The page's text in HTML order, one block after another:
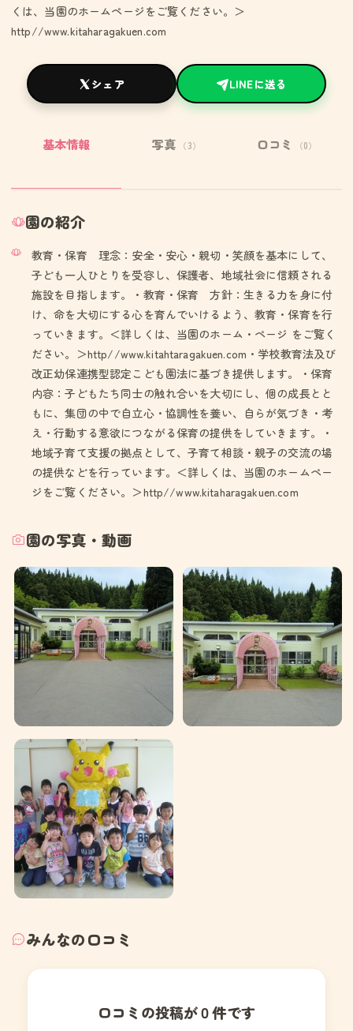
くは、当園のホームページをご覧ください。＞
http//www.kitaharagakuen.com
シェア LINEに送る
基本情報 写真 （3） 口コミ （0）
園の紹介
教育・保育 理念：安全・安心・親切・笑顔を基本にして、
子ども一人ひとりを受容し、保護者、地域社会に信頼される
施設を目指します。・教育・保育 方針：生きる力を身に付
け、命を大切にする心を育んでいけるよう、教育・保育を行
っていきます。＜詳しくは、当園のホーム・ページ をご覧く
ださい。＞http//www.kitahtaragakuen.com・学校教育法及び
改正幼保連携型認定こども園法に基づき提供します。・保育
内容：子どもたち同士の触れ合いを大切にし、個の成長とと
もに、集団の中で自立心・協調性を養い、自らが気づき・考
え・行動する意欲につながる保育の提供をしていきます。・
地域子育て支援の拠点として、子育て相談・親子の交流の場
の提供などを行っています。＜詳しくは、当園のホームペー
ジをご覧ください。＞http//www.kitaharagakuen.com
園の写真・動画
みんなの口コミ
口コミの投稿が０件です